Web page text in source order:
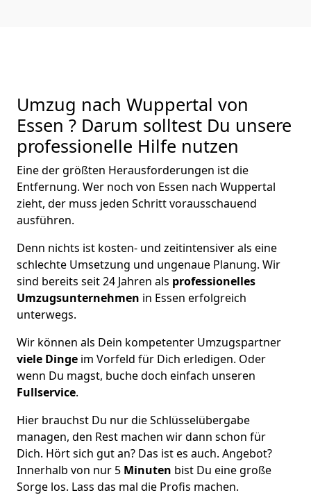
Umzug nach Wuppertal von
Essen ? Darum solltest Du unsere
professionelle Hilfe nutzen
Eine der größten Herausforderungen ist die
Entfernung. Wer noch von Essen nach Wuppertal
zieht, der muss jeden Schritt vorausschauend
ausführen.
Denn nichts ist kosten- und zeitintensiver als eine
schlechte Umsetzung und ungenaue Planung. Wir
sind bereits seit 24 Jahren als professionelles
Umzugsunternehmen in Essen erfolgreich
unterwegs.
Wir können als Dein kompetenter Umzugspartner
viele Dinge im Vorfeld für Dich erledigen. Oder
wenn Du magst, buche doch einfach unseren
Fullservice.
Hier brauchst Du nur die Schlüsselübergabe
managen, den Rest machen wir dann schon für
Dich. Hört sich gut an? Das ist es auch. Angebot?
Innerhalb von nur 5 Minuten bist Du eine große
Sorge los. Lass das mal die Profis machen.